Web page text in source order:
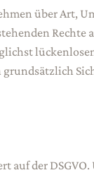
über Art,
auf der